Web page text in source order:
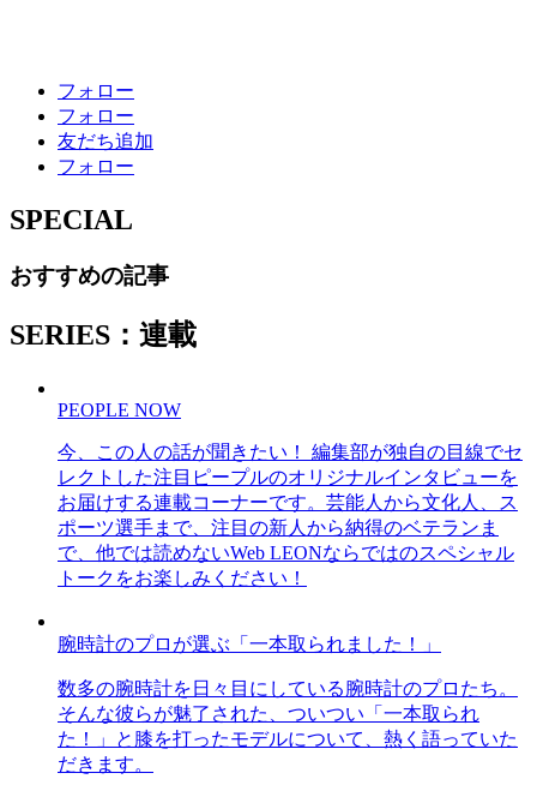
フォロー
フォロー
友だち追加
フォロー
SPECIAL
おすすめの記事
SERIES：連載
PEOPLE NOW
今、この人の話が聞きたい！ 編集部が独自の目線でセ
レクトした注目ピープルのオリジナルインタビューを
お届けする連載コーナーです。芸能人から文化人、ス
ポーツ選手まで、注目の新人から納得のベテランま
で、他では読めないWeb LEONならではのスペシャル
トークをお楽しみください！
腕時計のプロが選ぶ「一本取られました！」
数多の腕時計を日々目にしている腕時計のプロたち。
そんな彼らが魅了された、ついつい「一本取られ
た！」と膝を打ったモデルについて、熱く語っていた
だきます。